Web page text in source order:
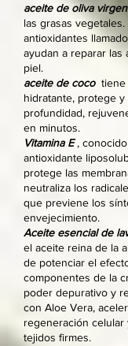
aceite de oliva virgen
las grasas
antioxidantes
ayudan a reparar las
piel.
aceite de cocotiene
hidratante, protege
profundidad,
en minutos.
Vitamina E,
antioxidante
protege las
neutraliza los
que previene los
envejecimiento.
Aceite esencial de
el aceite reina de la
de potenciar el
componentes de la
poder depurativo y
con Aloe Vera,
regeneración celular
tejidos firmes.